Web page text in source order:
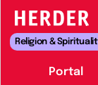
HERDER-MENÜ
Religion &
Portal